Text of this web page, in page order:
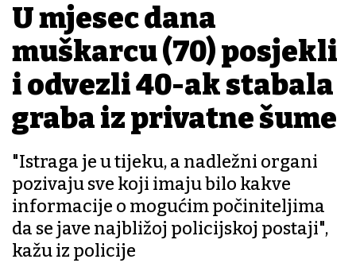
U mjesec dana
muškarcu (70) posjekli
i odvezli 40-ak stabala
graba iz privatne šume
"Istraga je u tijeku, a nadležni organi
pozivaju sve koji imaju bilo kakve
informacije o mogućim počiniteljima
da se jave najbližoj policijskoj postaji",
kažu iz policije